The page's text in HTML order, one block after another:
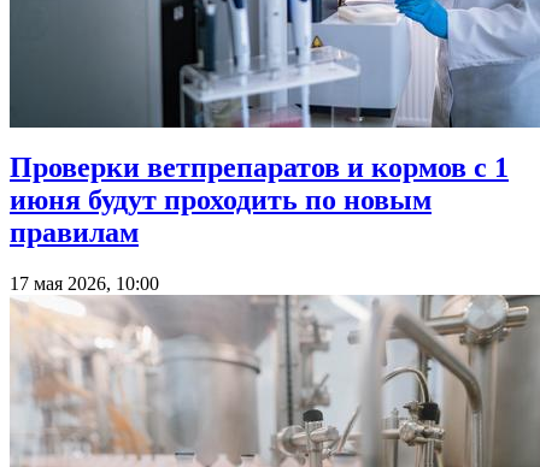
Проверки ветпрепаратов и кормов с 1
июня будут проходить по новым
правилам
17 мая 2026, 10:00